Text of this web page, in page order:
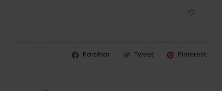
Partilhar Tweet Pinterest